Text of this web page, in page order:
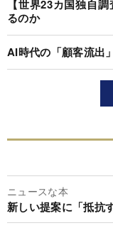
【世界23カ国独自
るのか
AI時代の「顧客流出
ニュースな本
新しい提案に「抵抗